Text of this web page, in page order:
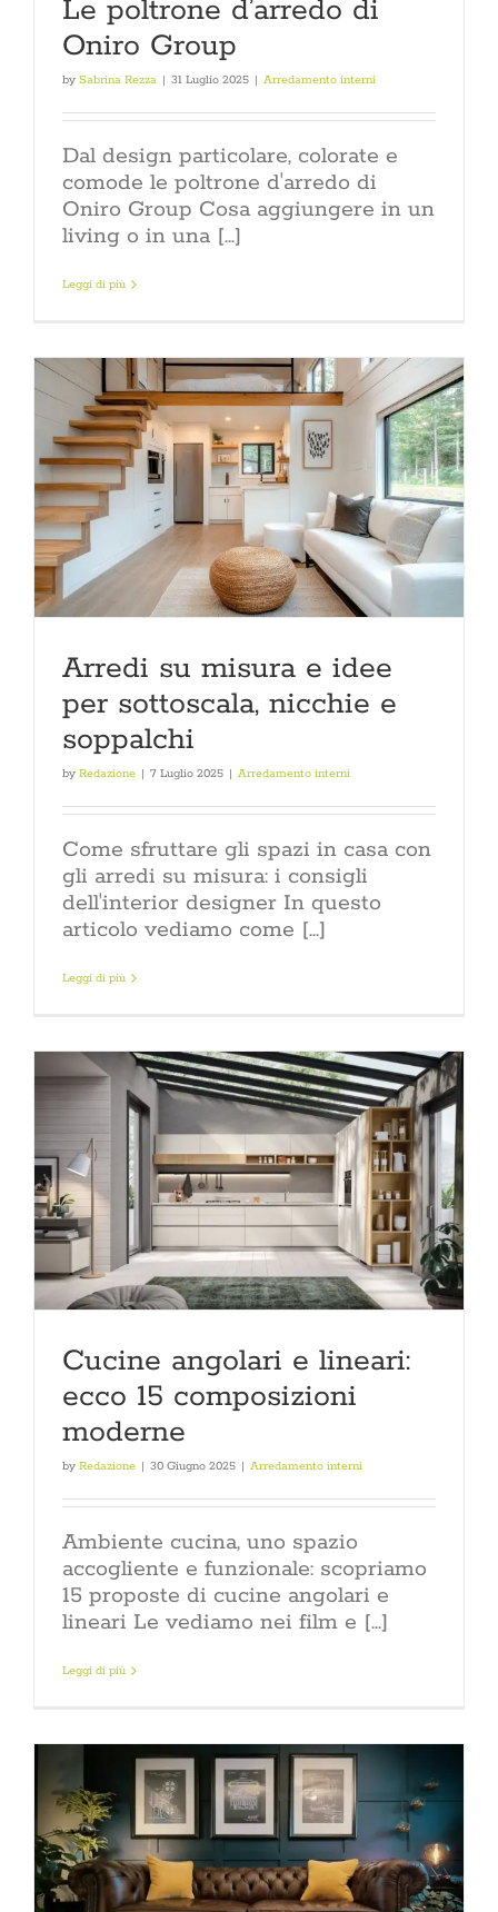
Le poltrone d’arredo di
Oniro Group
by Sabrina Rezza | 31 Luglio 2025 | Arredamento interni
Dal design particolare, colorate e
comode le poltrone d'arredo di
Oniro Group Cosa aggiungere in un
living o in una [...]
Leggi di più
Arredi su misura e idee
per sottoscala, nicchie e
soppalchi
by Redazione | 7 Luglio 2025 | Arredamento interni
Come sfruttare gli spazi in casa con
gli arredi su misura: i consigli
dell'interior designer In questo
articolo vediamo come [...]
Leggi di più
Cucine angolari e lineari:
ecco 15 composizioni
moderne
by Redazione | 30 Giugno 2025 | Arredamento interni
Ambiente cucina, uno spazio
accogliente e funzionale: scopriamo
15 proposte di cucine angolari e
lineari Le vediamo nei film e [...]
Leggi di più